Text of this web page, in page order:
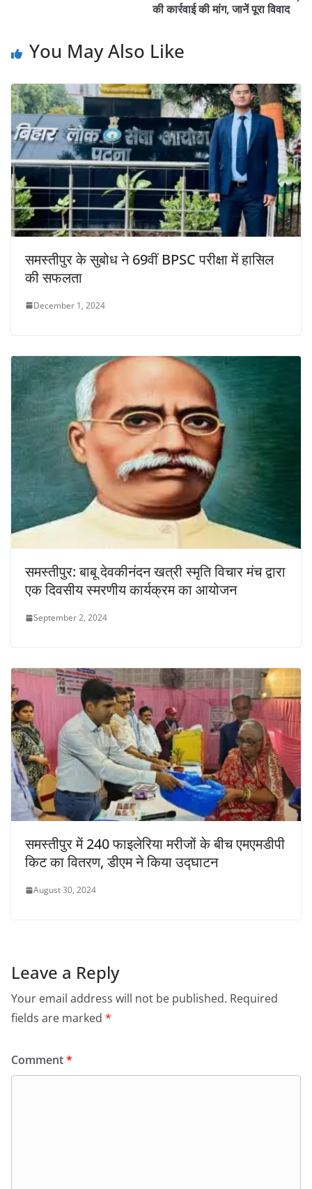
की कार्रवाई की मांग, जानें पूरा विवाद
You May Also Like
समस्तीपुर के सुबोध ने 69वीं BPSC परीक्षा में हासिल
की सफलता
December 1, 2024
समस्तीपुर: बाबू देवकीनंदन खत्री स्मृति विचार मंच द्वारा
एक दिवसीय स्मरणीय कार्यक्रम का आयोजन
September 2, 2024
समस्तीपुर में 240 फाइलेरिया मरीजों के बीच एमएमडीपी
किट का वितरण, डीएम ने किया उद्घाटन
August 30, 2024
Leave a Reply
Your email address will not be published. Required
fields are marked *
Comment*